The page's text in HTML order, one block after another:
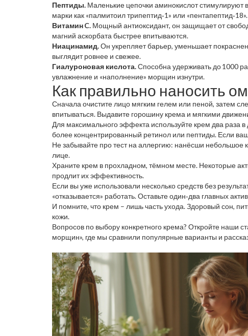
Пептиды. Маленькие цепочки аминокислот стимулируют
марки как «палмитоил трипептид‑1» или «пентапептид‑18».
Витамин C. Мощный антиоксидант, он защищает от
магний аскорбата быстрее впитываются.
Ниацинамид.Он укрепляет барьер, уменьшает
выглядит ровнее и свежее.
Гиалуроновая кислота.Способна удерживать до 1000
увлажнение и «наполнение» морщин изнутри.
Как правильно наносить
Сначала очистите лицо мягким гелем или пеной, затем
впитываться. Выдавите горошину крема и мягкими
Для максимального эффекта используйте крем два раза
более концентрированный ретинол или пептиды. Если
Не забывайте про тест на аллергию: нанёсши небольшое
лице.
Храните крем в прохладном, тёмном месте. Некоторые
продлит их эффективность.
Если вы уже использовали несколько средств без
«отказывается» работать. Оставьте один‑два главных
И помните, что крем – лишь часть ухода. Здоровый сон,
кожи.
Вопросов по выбору конкретного крема? Откройте наши
морщин», где мы сравнили популярные варианты и